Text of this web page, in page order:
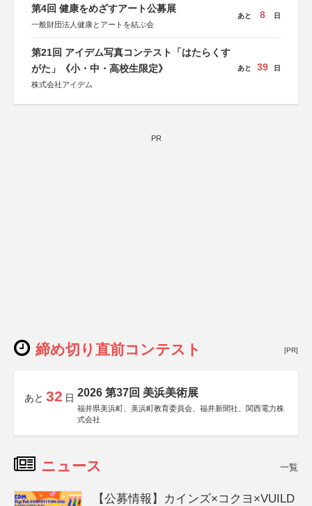
第4回 健康をめざすアート公募展
一般財団法人健康とアートを結ぶ会
あと 8 日
第21回 アイデム写真コンテスト「はたらくす
がた」《小・中・高校生限定》
株式会社アイデム
あと 39 日
PR
締め切り直前コンテスト [PR]
あと 32 日 2026 第37回 美浜美術展
福井県美浜町、美浜町教育委員会、福井新聞社、関西電力株
式会社
ニュース 一覧
【公募情報】カインズ×コクヨ×VUILD